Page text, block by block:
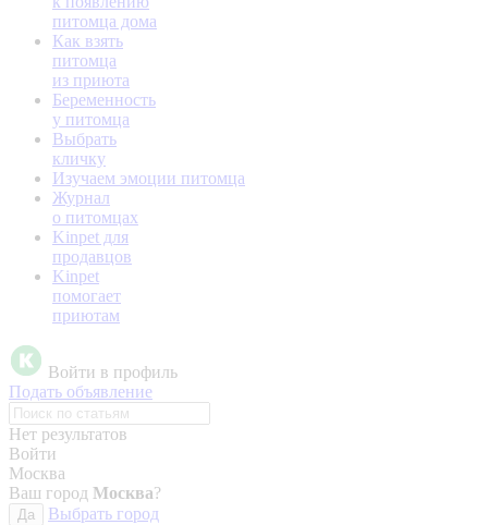
питомца дома
Как взять
питомца
из приюта
Беременность
у питомца
Выбрать
кличку
Изучаем эмоции питомца
Журнал
о питомцах
Kinpet для
продавцов
Kinpet
помогает
приютам
Войти в профиль
Подать объявление
Нет результатов
Войти
Москва
Ваш город Москва?
Да
Выбрать город